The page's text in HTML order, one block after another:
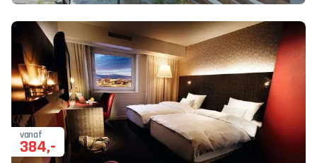
vanaf
384,-